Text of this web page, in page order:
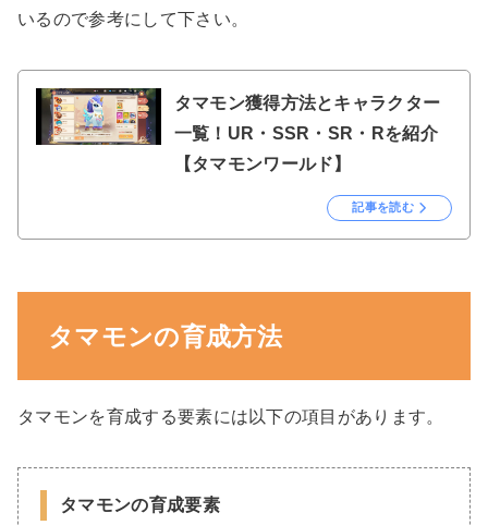
いるので参考にして下さい。
タマモン獲得方法とキャラクター
一覧！UR・SSR・SR・Rを紹介
【タマモンワールド】
記事を読む
タマモンの育成方法
タマモンを育成する要素には以下の項目があります。
タマモンの育成要素